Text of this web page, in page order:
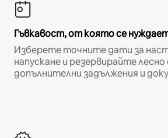
Гъвкавост, от която се
Изберете точните дати за
напускане и резервирайте лесно
допълнителни задължения и